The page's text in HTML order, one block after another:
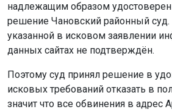
надлежащим образом
решение Чановский районный
указанной в исковом заявлении
данных сайтах не подтверждён.
Поэтому суд принял решение в
исковых требований отказать в
значит что все обвинения в адрес